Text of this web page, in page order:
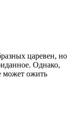
царевен, но
Однако,
может ожить